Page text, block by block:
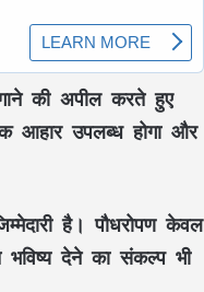
की अपील करते हुए
आहारउपलब्ध होगा और
है।पौधरोपणकेवल
देने का संकल्प भी